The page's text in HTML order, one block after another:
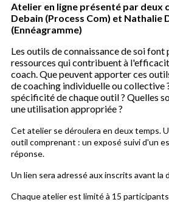
Atelier en ligne présenté par deux
Debain (Process Com) et Nathalie
(Ennéagramme)
Les outils de connaissance de soi
ressources qui contribuent à
coach. Que peuvent apporter ces
de coaching individuelle ou collective
spécificité de chaque outil ? Quelles
une utilisation appropriée ?
Cet atelier se déroulera en deux temps.
outil comprenant : un exposé suivi d'un
réponse.
Un lien sera adressé aux inscrits avant la
Chaque atelier est limité à 15